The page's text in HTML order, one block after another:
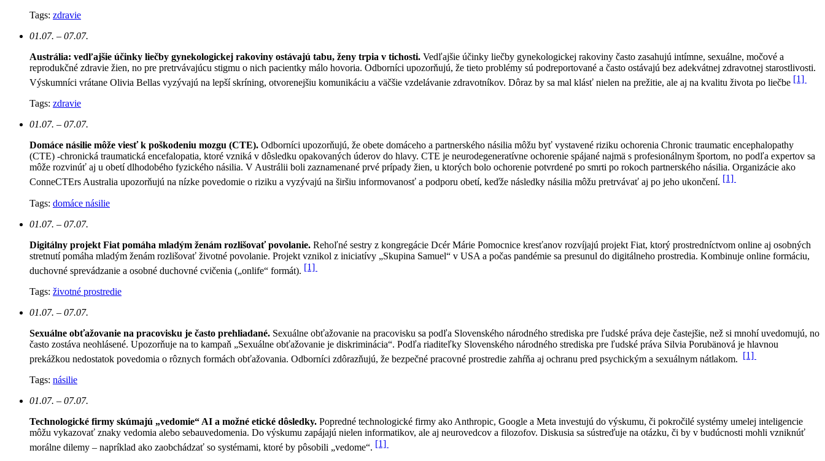
Tags: zdravie
01.07. – 07.07.
Austrália: vedľajšie účinky liečby gynekologickej rakoviny ostávajú tabu, ženy trpia v tichosti. Vedľajšie účinky liečby gynekologickej rakoviny často zasahujú intímne, sexuálne, močové a
reprodukčné zdravie žien, no pre pretrvávajúcu stigmu o nich pacientky málo hovoria. Odborníci upozorňujú, že tieto problémy sú podreportované a často ostávajú bez adekvátnej zdravotnej starostlivosti.
Výskumníci vrátane Olivia Bellas vyzývajú na lepší skríning, otvorenejšiu komunikáciu a väčšie vzdelávanie zdravotníkov. Dôraz by sa mal klásť nielen na prežitie, ale aj na kvalitu života po liečbe [1]
Tags: zdravie
01.07. – 07.07.
Domáce násilie môže viesť k poškodeniu mozgu (CTE). Odborníci upozorňujú, že obete domáceho a partnerského násilia môžu byť vystavené riziku ochorenia Chronic traumatic encephalopathy
(CTE) -chronická traumatická encefalopatia, ktoré vzniká v dôsledku opakovaných úderov do hlavy. CTE je neurodegeneratívne ochorenie spájané najmä s profesionálnym športom, no podľa expertov sa
môže rozvinúť aj u obetí dlhodobého fyzického násilia. V Austrálii boli zaznamenané prvé prípady žien, u ktorých bolo ochorenie potvrdené po smrti po rokoch partnerského násilia. Organizácie ako
ConneCTErs Australia upozorňujú na nízke povedomie o riziku a vyzývajú na širšiu informovanosť a podporu obetí, keďže následky násilia môžu pretrvávať aj po jeho ukončení. [1]
Tags: domáce násilie
01.07. – 07.07.
Digitálny projekt Fiat pomáha mladým ženám rozlišovať povolanie. Rehoľné sestry z kongregácie Dcér Márie Pomocnice kresťanov rozvíjajú projekt Fiat, ktorý prostredníctvom online aj osobných
stretnutí pomáha mladým ženám rozlišovať životné povolanie. Projekt vznikol z iniciatívy „Skupina Samuel“ v USA a počas pandémie sa presunul do digitálneho prostredia. Kombinuje online formáciu,
duchovné sprevádzanie a osobné duchovné cvičenia („onlife“ formát). [1]
Tags: životné prostredie
01.07. – 07.07.
Sexuálne obťažovanie na pracovisku je často prehliadané. Sexuálne obťažovanie na pracovisku sa podľa Slovenského národného strediska pre ľudské práva deje častejšie, než si mnohí uvedomujú, no
často zostáva neohlásené. Upozorňuje na to kampaň „Sexuálne obťažovanie je diskriminácia“. Podľa riaditeľky Slovenského národného strediska pre ľudské práva Silvia Porubänová je hlavnou
prekážkou nedostatok povedomia o rôznych formách obťažovania. Odborníci zdôrazňujú, že bezpečné pracovné prostredie zahŕňa aj ochranu pred psychickým a sexuálnym nátlakom. [1]
Tags: násilie
01.07. – 07.07.
Technologické firmy skúmajú „vedomie“ AI a možné etické dôsledky. Popredné technologické firmy ako Anthropic, Google a Meta investujú do výskumu, či pokročilé systémy umelej inteligencie
môžu vykazovať znaky vedomia alebo sebauvedomenia. Do výskumu zapájajú nielen informatikov, ale aj neurovedcov a filozofov. Diskusia sa sústreďuje na otázku, či by v budúcnosti mohli vzniknúť
morálne dilemy – napríklad ako zaobchádzať so systémami, ktoré by pôsobili „vedome“. [1]